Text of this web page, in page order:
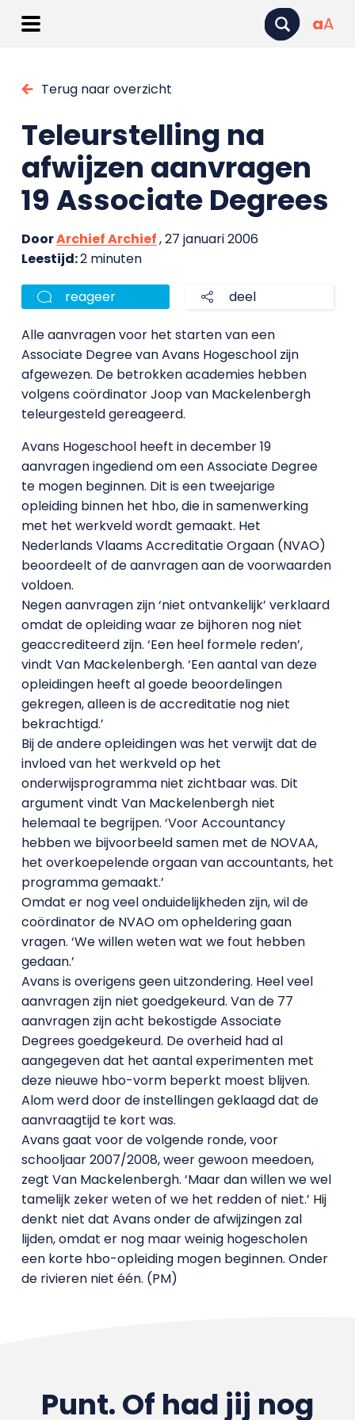
aA
Terug naar overzicht
Teleurstelling na
afwijzen aanvragen
19 Associate Degrees
DoorArchief Archief, 27 januari 2006
Leestijd:2 minuten
reageer deel
Alle aanvragen voor het starten van een
Associate Degree van Avans Hogeschool zijn
afgewezen. De betrokken academies hebben
volgens coördinator Joop van Mackelenbergh
teleurgesteld gereageerd.
Avans Hogeschool heeft in december 19
aanvragen ingediend om een Associate Degree
te mogen beginnen. Dit is een tweejarige
opleiding binnen het hbo, die in samenwerking
met het werkveld wordt gemaakt. Het
Nederlands Vlaams Accreditatie Orgaan (NVAO)
beoordeelt of de aanvragen aan de voorwaarden
voldoen.
Negen aanvragen zijn ‘niet ontvankelijk’ verklaard
omdat de opleiding waar ze bijhoren nog niet
geaccrediteerd zijn. ‘Een heel formele reden’,
vindt Van Mackelenbergh. ‘Een aantal van deze
opleidingen heeft al goede beoordelingen
gekregen, alleen is de accreditatie nog niet
bekrachtigd.’
Bij de andere opleidingen was het verwijt dat de
invloed van het werkveld op het
onderwijsprogramma niet zichtbaar was. Dit
argument vindt Van Mackelenbergh niet
helemaal te begrijpen. ‘Voor Accountancy
hebben we bijvoorbeeld samen met de NOVAA,
het overkoepelende orgaan van accountants, het
programma gemaakt.’
Omdat er nog veel onduidelijkheden zijn, wil de
coördinator de NVAO om opheldering gaan
vragen. ‘We willen weten wat we fout hebben
gedaan.’
Avans is overigens geen uitzondering. Heel veel
aanvragen zijn niet goedgekeurd. Van de 77
aanvragen zijn acht bekostigde Associate
Degrees goedgekeurd. De overheid had al
aangegeven dat het aantal experimenten met
deze nieuwe hbo-vorm beperkt moest blijven.
Alom werd door de instellingen geklaagd dat de
aanvraagtijd te kort was.
Avans gaat voor de volgende ronde, voor
schooljaar 2007/2008, weer gewoon meedoen,
zegt Van Mackelenbergh. ‘Maar dan willen we wel
tamelijk zeker weten of we het redden of niet.’ Hij
denkt niet dat Avans onder de afwijzingen zal
lijden, omdat er nog maar weinig hogescholen
een korte hbo-opleiding mogen beginnen. Onder
de rivieren niet één. (PM)
Punt. Of had jij nog